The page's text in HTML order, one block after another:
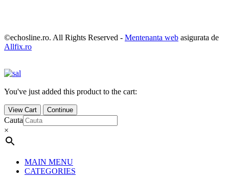
©echosline.ro. All Rights Reserved - Mentenanta web asigurata de
Allfix.ro
You've just added this product to the cart:
View Cart Continue
Cauta
×
MAIN MENU
CATEGORIES